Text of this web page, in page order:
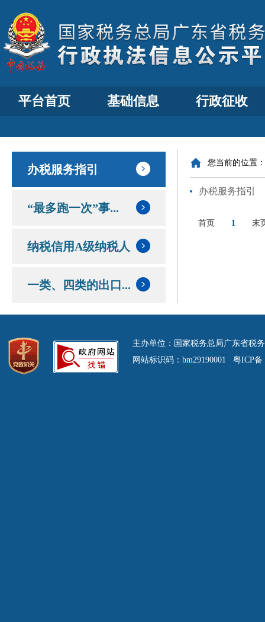
平台首页 基础信息 行政征收
办税服务指引
“最多跑一次”事...
纳税信用A级纳税人
一类、四类的出口...
您当前的位置
办税服务指引
首页 1 末
主办单位：国家税务总局广东省税
网站标识码：bm29190001 粤ICP